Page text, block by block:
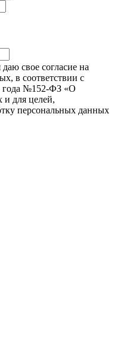
свое согласие на
в соответствии с
года №152-ФЗ «О
и для целей,
персональных данных